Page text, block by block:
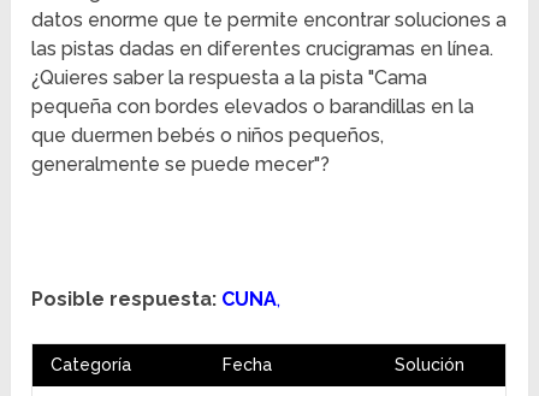
datos enorme que te permite encontrar soluciones a
las pistas dadas en diferentes crucigramas en línea.
¿Quieres saber la respuesta a la pista "Cama
pequeña con bordes elevados o barandillas en la
que duermen bebés o niños pequeños,
generalmente se puede mecer"?
Posible respuesta: CUNA,
Categoría Fecha Solución